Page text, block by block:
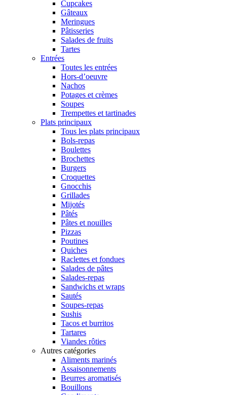
Cupcakes
Gâteaux
Meringues
Pâtisseries
Salades de fruits
Tartes
Entrées
Toutes les entrées
Hors-d’oeuvre
Nachos
Potages et crèmes
Soupes
Trempettes et tartinades
Plats principaux
Tous les plats principaux
Bols-repas
Boulettes
Brochettes
Burgers
Croquettes
Gnocchis
Grillades
Mijotés
Pâtés
Pâtes et nouilles
Pizzas
Poutines
Quiches
Raclettes et fondues
Salades de pâtes
Salades-repas
Sandwichs et wraps
Sautés
Soupes-repas
Sushis
Tacos et burritos
Tartares
Viandes rôties
Autres catégories
Aliments marinés
Assaisonnements
Beurres aromatisés
Bouillons